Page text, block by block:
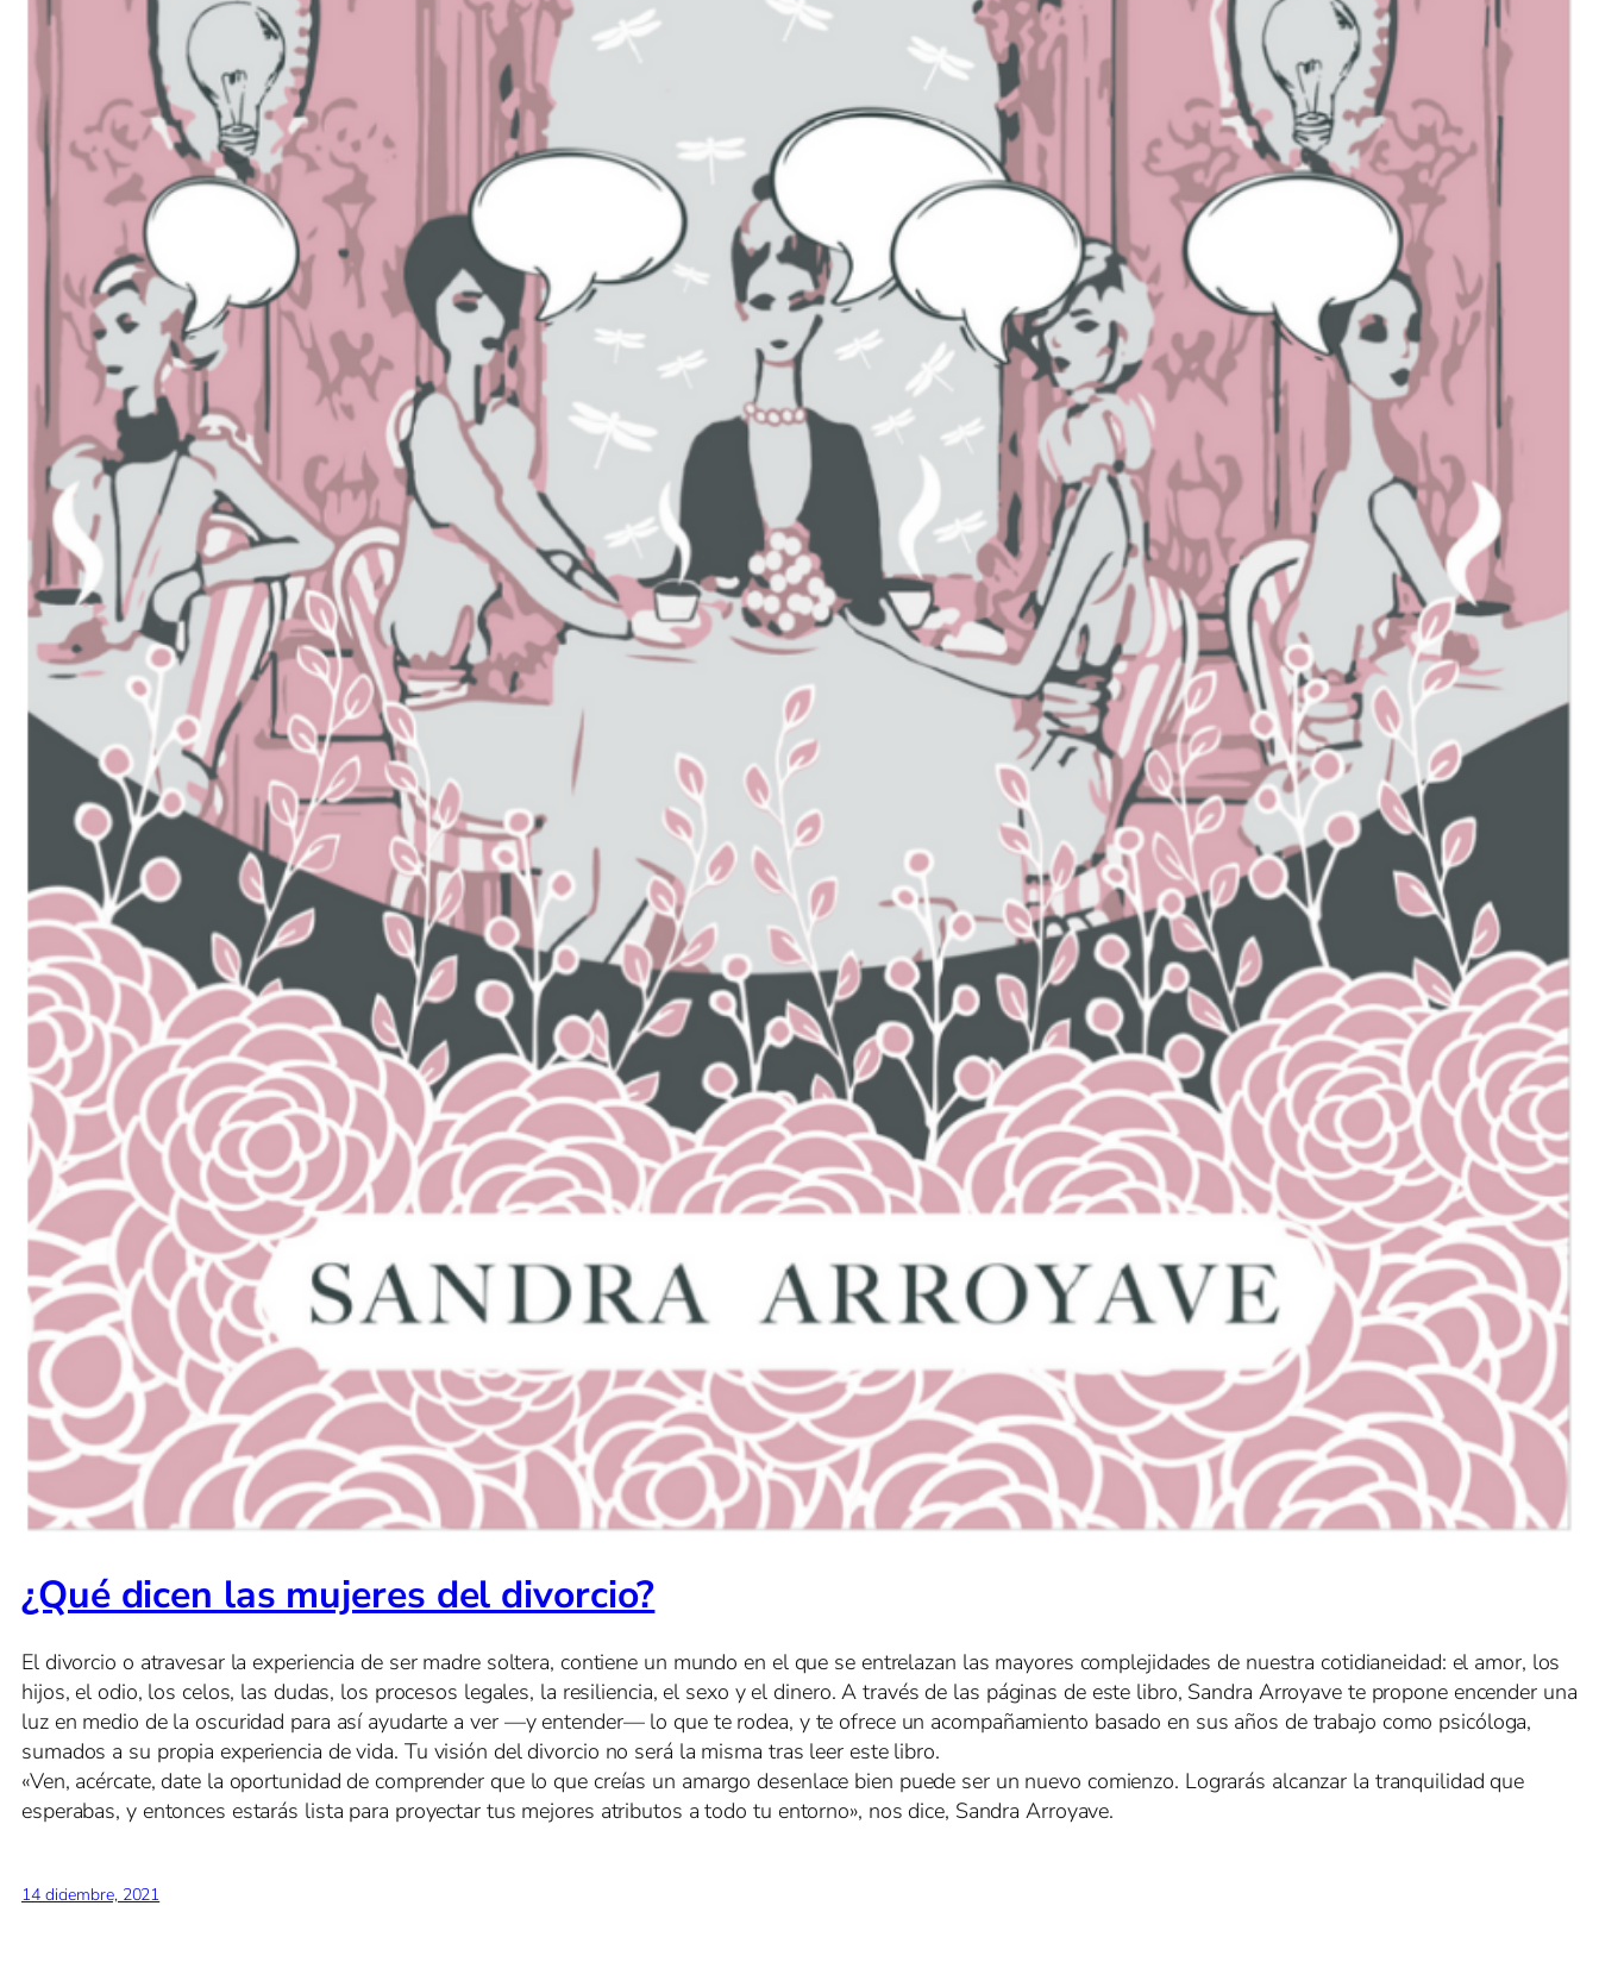
¿Qué dicen las mujeres del divorcio?
El divorcio o atravesar la experiencia de ser madre soltera, contiene un mundo en el que se entrelazan las mayores complejidades de nuestra cotidianeidad: el amor, los
hijos, el odio, los celos, las dudas, los procesos legales, la resiliencia, el sexo y el dinero. A través de las páginas de este libro, Sandra Arroyave te propone encender una
luz en medio de la oscuridad para así ayudarte a ver —y entender— lo que te rodea, y te ofrece un acompañamiento basado en sus años de trabajo como psicóloga,
sumados a su propia experiencia de vida. Tu visión del divorcio no será la misma tras leer este libro.
«Ven, acércate, date la oportunidad de comprender que lo que creías un amargo desenlace bien puede ser un nuevo comienzo. Lograrás alcanzar la tranquilidad que
esperabas, y entonces estarás lista para proyectar tus mejores atributos a todo tu entorno», nos dice, Sandra Arroyave.
14 diciembre, 2021